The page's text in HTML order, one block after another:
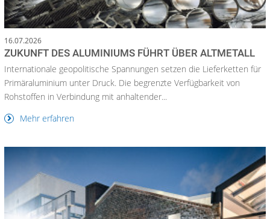
16.07.2026
ZUKUNFT DES ALUMINIUMS FÜHRT ÜBER ALTMETALL
Internationale geopolitische Spannungen setzen die Lieferketten für
Primäraluminium unter Druck. Die begrenzte Verfügbarkeit von
Rohstoffen in Verbindung mit anhaltender...
Mehr erfahren